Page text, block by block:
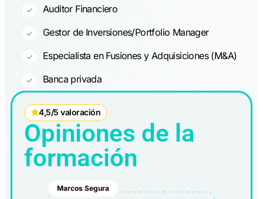
Auditor Financiero
Gestor de Inversiones/Portfolio Manager
Especialista en Fusiones y Adquisiciones (M&A)
Banca privada
4,5/5 valoración
Opiniones de la
formación
Marcos Segura